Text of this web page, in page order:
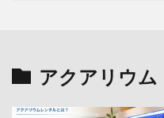
アクアリウム